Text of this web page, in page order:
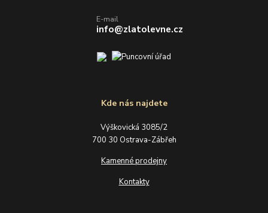
Kde nás najdete
Výškovická 3085/2
700 30 Ostrava-Zábřeh
Kamenné prodejny
Kontakty
E-mail
info@zlatolevne.cz